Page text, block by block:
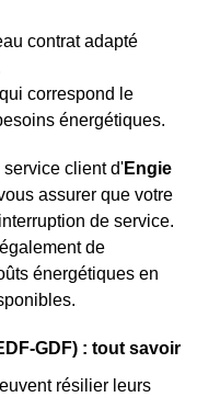
contrat adapté
correspond le
énergétiques.
service client d'Engie
assurer que votre
de service.
de
énergétiques en
GDF) : tout savoir
résilier leurs